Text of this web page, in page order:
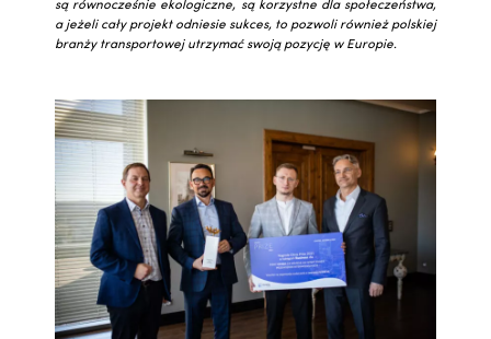
a jeżeli cały projekt odniesie sukces, to pozwoli również polskiej
branży transportowej utrzymać swoją pozycję w Europie.